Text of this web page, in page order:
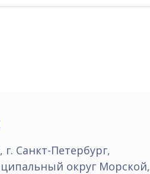
г. Санкт-Петербург,
округ Морской,